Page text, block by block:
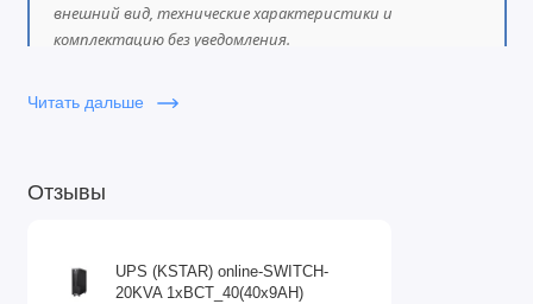
внешний вид, технические характеристики и
комплектацию без уведомления.
Читать дальше
Отзывы
UPS (KSTAR) online-SWITCH-
20KVA 1xBCT_40(40x9AH)